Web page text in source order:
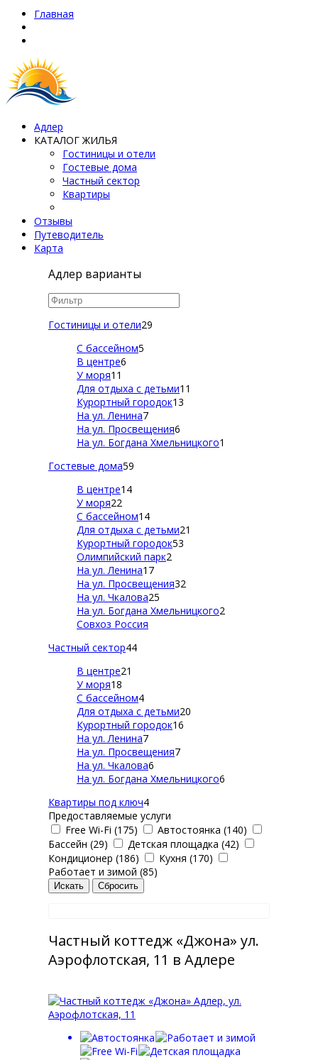
Главная
Адлер
КАТАЛОГ ЖИЛЬЯ
Гостиницы и отели
Гостевые дома
Частный сектор
Квартиры
Отзывы
Путеводитель
Карта
Адлер варианты
Гостиницы и отели29
С бассейном5
В центре6
У моря11
Для отдыха с детьми11
Курортный городок13
На ул. Ленина7
На ул. Просвещения6
На ул. Богдана Хмельницкого1
Гостевые дома59
В центре14
У моря22
С бассейном14
Для отдыха с детьми21
Курортный городок53
Олимпийский парк2
На ул. Ленина17
На ул. Просвещения32
На ул. Чкалова25
На ул. Богдана Хмельницкого2
Совхоз Россия
Частный сектор44
В центре21
У моря18
С бассейном4
Для отдыха с детьми20
Курортный городок16
На ул. Ленина7
На ул. Просвещения7
На ул. Чкалова6
На ул. Богдана Хмельницкого6
Квартиры под ключ4
Предоставляемые услуги
Free Wi-Fi (175)
Автостоянка (140)
Бассейн (29)
Детская площадка (42)
Кондиционер (186)
Кухня (170)
Работает и зимой (85)
Частный коттедж «Джона» ул.
Аэрофлотская, 11 в Адлере